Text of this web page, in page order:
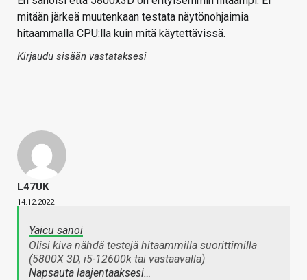
mitään järkeä muutenkaan testata näytönohjaimia
hitaammalla CPU:lla kuin mitä käytettävissä.
Kirjaudu sisään vastataksesi
L47UK
14.12.2022
Yaicu sanoi
Olisi kiva nähdä testejä hitaammilla suorittimilla
(5800X 3D, i5-12600k tai vastaavalla)
Napsauta laajentaaksesi…